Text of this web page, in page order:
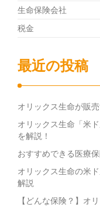
生命保険会社
税金
最近の投稿
オリックス生命が販
オリックス生命「米
を解説！
おすすめできる医療
オリックス生命の米
解説
【どんな保険？】オ